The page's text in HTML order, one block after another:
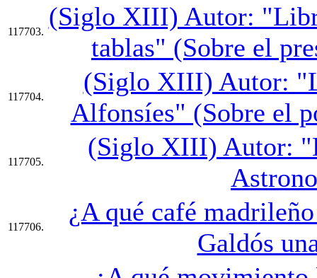
117703.
(Siglo XIII) Autor:
tablas" (Sobre el
117704.
(Siglo XIII) Autor:
Alfonsíes" (Sobre el
117705.
(Siglo XIII) Autor:
117706.
¿A qué café
Galdós